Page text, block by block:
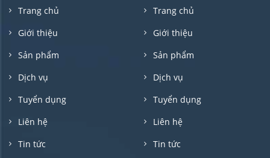
Trang chủ
Giới thiệu
Sản phẩm
Dịch vụ
Tuyển dụng
Liên hệ
Tin tức
Trang chủ
Giới thiệu
Sản phẩm
Dịch vụ
Tuyển dụng
Liên hệ
Tin tức